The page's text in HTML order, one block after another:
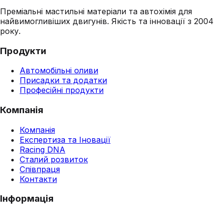
Преміальні мастильні матеріали та автохімія для
найвимогливіших двигунів. Якість та інновації з 2004
року.
Продукти
Автомобільні оливи
Присадки та додатки
Професійні продукти
Компанія
Компанія
Експертиза та Іновації
Racing DNA
Сталий розвиток
Співпраця
Контакти
Інформація